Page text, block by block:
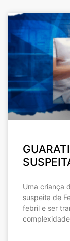
Uma criança
suspeita de
febril e ser